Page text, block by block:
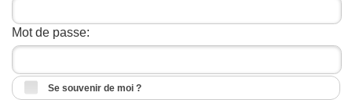
Mot de passe:
Se souvenir de moi ?